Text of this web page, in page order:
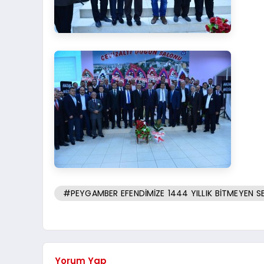
#PEYGAMBER EFENDİMİZE 1444 YILLIK BİTMEYEN
Yorum Yap